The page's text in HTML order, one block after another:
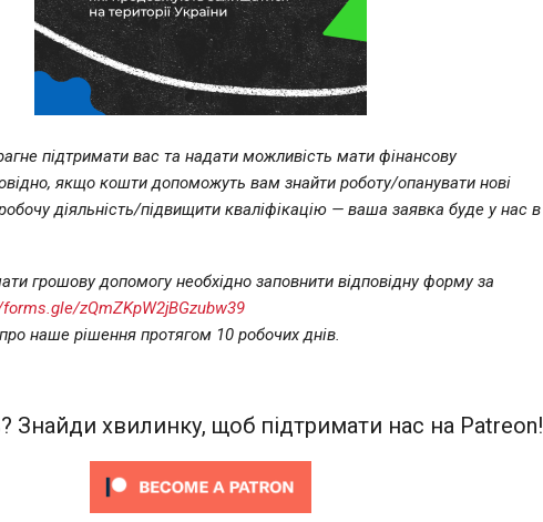
підтримати вас та надати можливість мати фінансову
якщо кошти допоможуть вам знайти роботу/опанувати нові
діяльність/підвищити кваліфікацію — ваша заявка буде у нас в
грошову допомогу необхідно заповнити відповідну форму за
zQmZKpW2jBGzubw39
наше рішення протягом 10 робочих днів.
Знайди хвилинку, щоб підтримати нас на Patreon!